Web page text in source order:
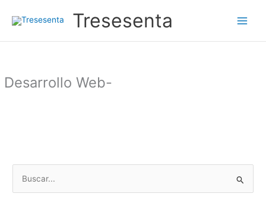
Tresesenta
Desarrollo Web-